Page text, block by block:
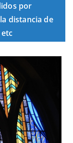
por
distancia de